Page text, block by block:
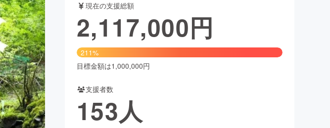
舞台・パフォーマンス
フード・飲食店 ファッション
アニメ・漫画
ビューティー・ヘルスケア
現在の支援総額
2,117,000円
211%
目標金額は1,000,000円
支援者数
153人